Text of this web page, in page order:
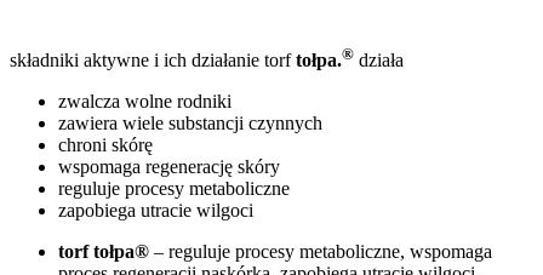
składniki aktywne i ich działanie torftołpa.® działa
zwalcza wolne rodniki
zawiera wiele substancji czynnych
chroni skórę
wspomaga regenerację skóry
reguluje procesy metaboliczne
zapobiega utracie wilgoci
torf tołpa® – reguluje procesy metaboliczne, wspomaga